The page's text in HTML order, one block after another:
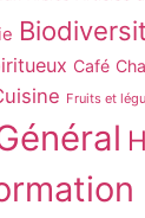
Café
Fruits et